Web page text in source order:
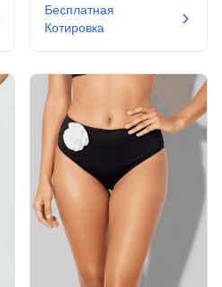
с гладким широким
поясом с высокой
талией для надежной
Бесплатная
Котировка